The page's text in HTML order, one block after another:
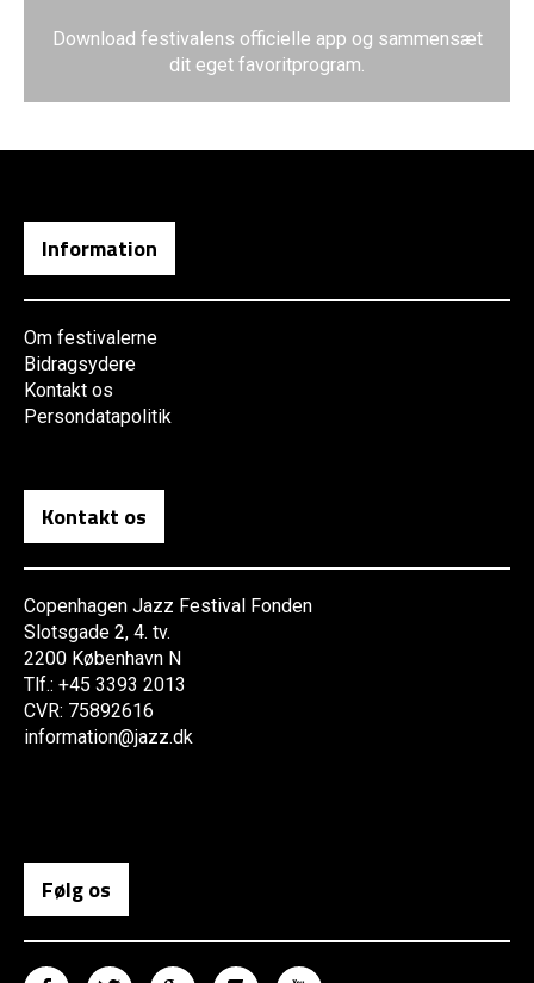
Download festivalens officielle app og sammensæt
dit eget favoritprogram.
Information
Om festivalerne
Bidragsydere
Kontakt os
Persondatapolitik
Kontakt os
Copenhagen Jazz Festival Fonden
Slotsgade 2, 4. tv.
2200 København N
Tlf.: +45 3393 2013
CVR: 75892616
information@jazz.dk
Følg os